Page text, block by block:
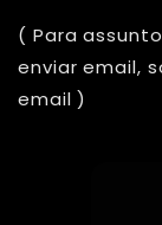
( Para
enviar email,
email )